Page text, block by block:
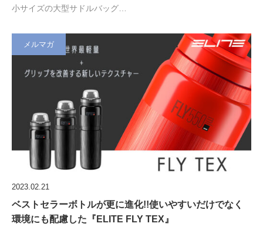
小サイズの大型サドルバッグ…
メルマガ
2023.02.21
ベストセラーボトルが更に進化!!使いやすいだけでなく
環境にも配慮した『ELITE FLY TEX』